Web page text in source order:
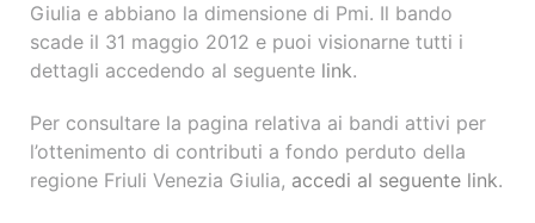
Giulia e abbiano la dimensione di Pmi. Il bando
scade il 31 maggio 2012 e puoi visionarne tutti i
dettagli accedendo al seguente link.
Per consultare la pagina relativa ai bandi attivi per
l’ottenimento di contributi a fondo perduto della
regione Friuli Venezia Giulia, accedi al seguente link.